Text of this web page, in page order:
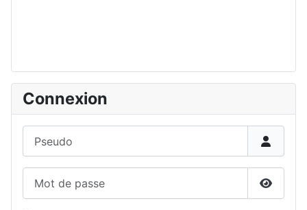
Connexion